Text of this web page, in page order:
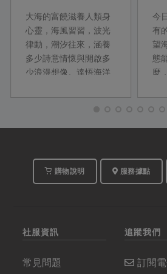
大海的富饒滋養人類身
心靈，海風習習，波光
律動，潮汐往來，涵養
多少詩意情懷與開啟多
少浪漫想像。達悟海洋
過︰「我願是那片海洋
的魚鱗」對海洋的深情
與敬畏不言而喻。萬物
有未來。
今
有
望
態
麼
盡
購物說明 服務據點
社服資訊
常見問題
追蹤我們
訂閱